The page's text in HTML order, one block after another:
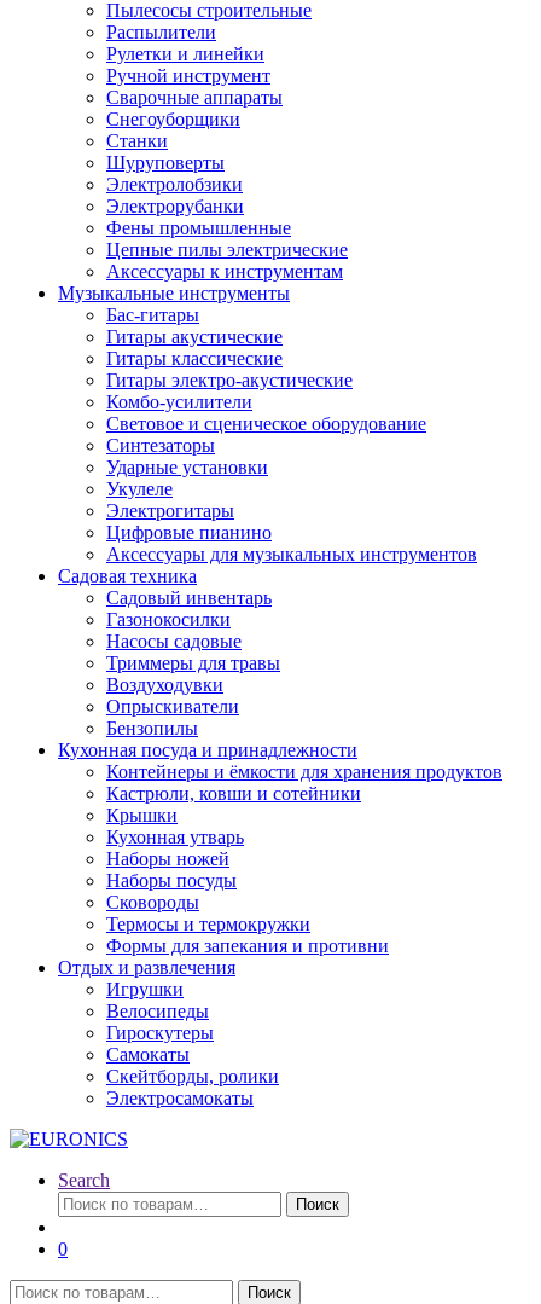
Пылесосы строительные
Распылители
Рулетки и линейки
Ручной инструмент
Сварочные аппараты
Снегоуборщики
Станки
Шуруповерты
Электролобзики
Электрорубанки
Фены промышленные
Цепные пилы электрические
Аксессуары к инструментам
Музыкальные инструменты
Бас-гитары
Гитары акустические
Гитары классические
Гитары электро-акустические
Комбо-усилители
Световое и сценическое оборудование
Синтезаторы
Ударные установки
Укулеле
Электрогитары
Цифровые пианино
Аксессуары для музыкальных инструментов
Садовая техника
Садовый инвентарь
Газонокосилки
Насосы садовые
Триммеры для травы
Воздуходувки
Опрыскиватели
Бензопилы
Кухонная посуда и принадлежности
Контейнеры и ёмкости для хранения продуктов
Кастрюли, ковши и сотейники
Крышки
Кухонная утварь
Наборы ножей
Наборы посуды
Сковороды
Термосы и термокружки
Формы для запекания и противни
Отдых и развлечения
Игрушки
Велосипеды
Гироскутеры
Самокаты
Скейтборды, ролики
Электросамокаты
Search
Искать:
Поиск
0
Искать:
Поиск